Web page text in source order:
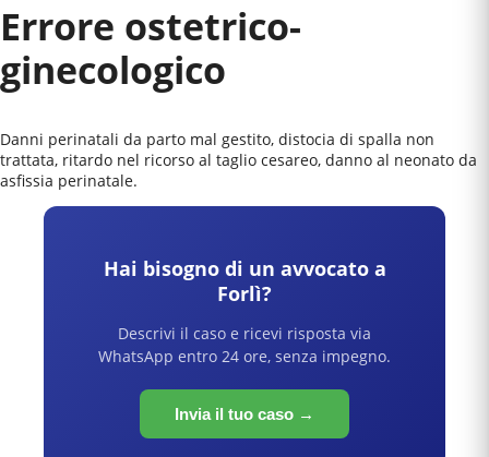
Errore ostetrico-
ginecologico
Danni perinatali da parto mal gestito, distocia di spalla non
trattata, ritardo nel ricorso al taglio cesareo, danno al neonato da
asfissia perinatale.
Hai bisogno di un avvocato a
Forlì?
Descrivi il caso e ricevi risposta via
WhatsApp entro 24 ore, senza impegno.
Invia il tuo caso →